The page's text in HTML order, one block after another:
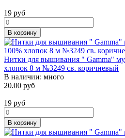
19 руб
В корзину
Нитки для вышивания " Gamma"
хлопок 8 м №3249 св. коричневый
В наличии: много
20.00 руб
19 руб
В корзину